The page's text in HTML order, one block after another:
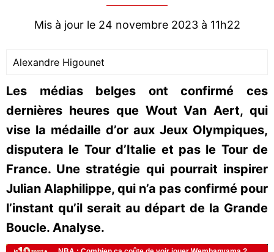
Mis à jour le 24 novembre 2023 à 11h22
Alexandre Higounet
Les médias belges ont confirmé ces
dernières heures que Wout Van Aert, qui
vise la médaille d’or aux Jeux Olympiques,
disputera le Tour d’Italie et pas le Tour de
France. Une stratégie qui pourrait inspirer
Julian Alaphilippe, qui n’a pas confirmé pour
l’instant qu’il serait au départ de la Grande
Boucle. Analyse.